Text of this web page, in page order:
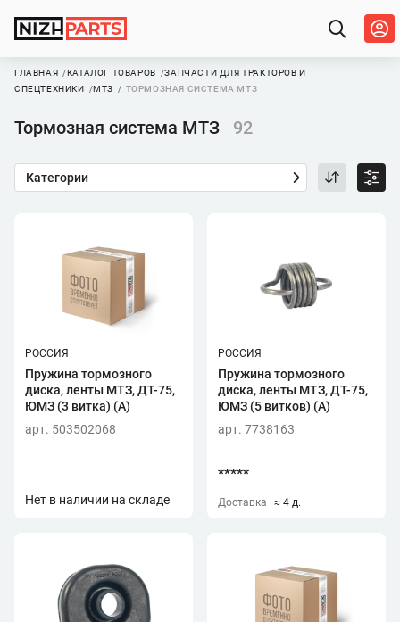
ГЛАВНАЯ КАТАЛОГ ТОВАРОВ
ЗАПЧАСТИ ДЛЯ ТРАКТОРОВ И
СПЕЦТЕХНИКИ
МТЗ ТОРМОЗНАЯ СИСТЕМА МТЗ
Тормозная система МТЗ 92
Категории
РОССИЯ
Пружина тормозного
диска, ленты МТЗ, ДТ-75,
ЮМЗ (3 витка) (А)
арт. 503502068
Нет в наличии на складе
РОССИЯ
Пружина тормозного
диска, ленты МТЗ, ДТ-75,
ЮМЗ (5 витков) (А)
арт. 7738163
*****
Доставка ≈ 4 д.